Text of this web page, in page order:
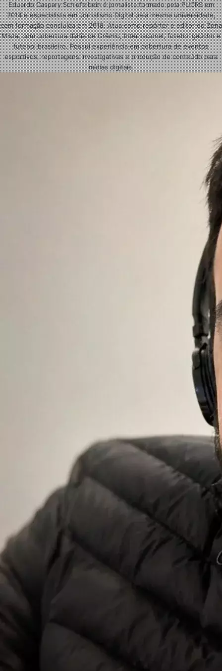
Eduardo Caspary Schiefelbein é jornalista formado pela PUCRS em
2014 e especialista em Jornalismo Digital pela mesma universidade,
com formação concluída em 2018. Atua como repórter e editor do Zona
Mista, com cobertura diária de Grêmio, Internacional, futebol gaúcho e
futebol brasileiro. Possui experiência em cobertura de eventos
esportivos, reportagens investigativas e produção de conteúdo para
mídias digitais.